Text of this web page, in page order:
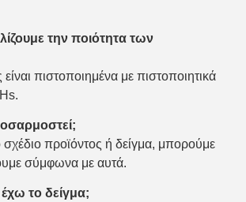
την ποιότητα των
πιστοποιημένα με πιστοποιητικά
σχέδιο προϊόντος ή δείγμα, μπορούμε
σύμφωνα με αυτά.
το δείγμα;